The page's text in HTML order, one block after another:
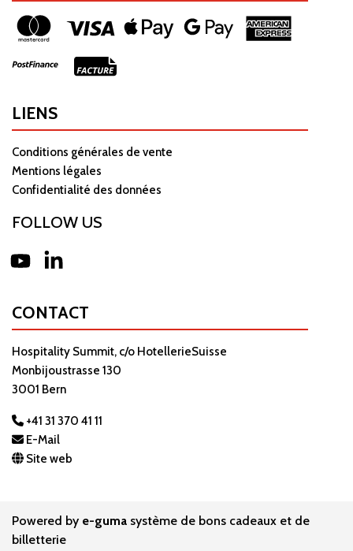
LIENS
Conditions générales de vente
Mentions légales
Confidentialité des données
FOLLOW US
YoutubeLinkedIn
CONTACT
Hospitality Summit, c/o HotellerieSuisse
Monbijoustrasse 130
3001 Bern
+41 31 370 41 11
E-Mail
Site web
Powered by e-guma système de bons cadeaux et de
billetterie